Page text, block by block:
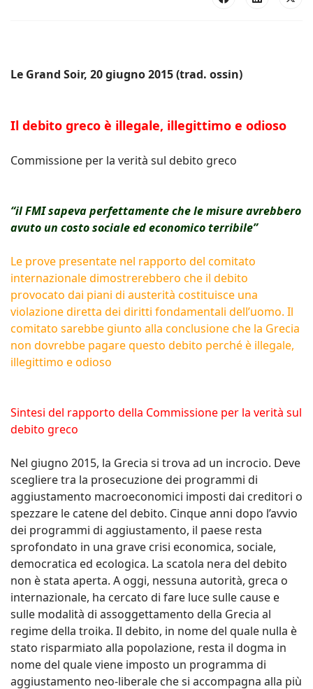
Le Grand Soir, 20 giugno 2015 (trad. ossin)
Il debito greco è illegale, illegittimo e odioso
Commissione per la verità sul debito greco
“il FMI sapeva perfettamente che le misure avrebbero
avuto un costo sociale ed economico terribile”
Le prove presentate nel rapporto del comitato
internazionale dimostrerebbero che il debito
provocato dai piani di austerità costituisce una
violazione diretta dei diritti fondamentali dell’uomo. Il
comitato sarebbe giunto alla conclusione che la Grecia
non dovrebbe pagare questo debito perché è illegale,
illegittimo e odioso
Sintesi del rapporto della Commissione per la verità sul
debito greco
Nel giugno 2015, la Grecia si trova ad un incrocio. Deve
scegliere tra la prosecuzione dei programmi di
aggiustamento macroeconomici imposti dai creditori o
spezzare le catene del debito. Cinque anni dopo l’avvio
dei programmi di aggiustamento, il paese resta
sprofondato in una grave crisi economica, sociale,
democratica ed ecologica. La scatola nera del debito
non è stata aperta. A oggi, nessuna autorità, greca o
internazionale, ha cercato di fare luce sulle cause e
sulle modalità di assoggettamento della Grecia al
regime della troika. Il debito, in nome del quale nulla è
stato risparmiato alla popolazione, resta il dogma in
nome del quale viene imposto un programma di
aggiustamento neo-liberale che si accompagna alla più